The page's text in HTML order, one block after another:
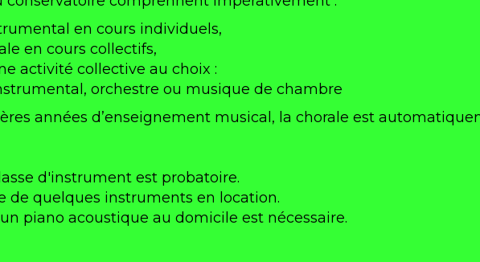
en cours individuels,
en cours collectifs,
activité collective au choix :
orchestre ou musique de chambre
années d’enseignement musical, la chorale est
d'instrument est probatoire.
de quelques instruments en location.
piano acoustique au domicile est nécessaire.